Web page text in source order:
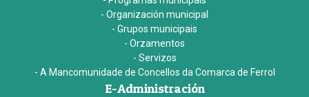
- Organización municipal
- Grupos municipais
- Orzamentos
- Servizos
- A Mancomunidade de Concellos da Comarca de Ferrol
E-Administración